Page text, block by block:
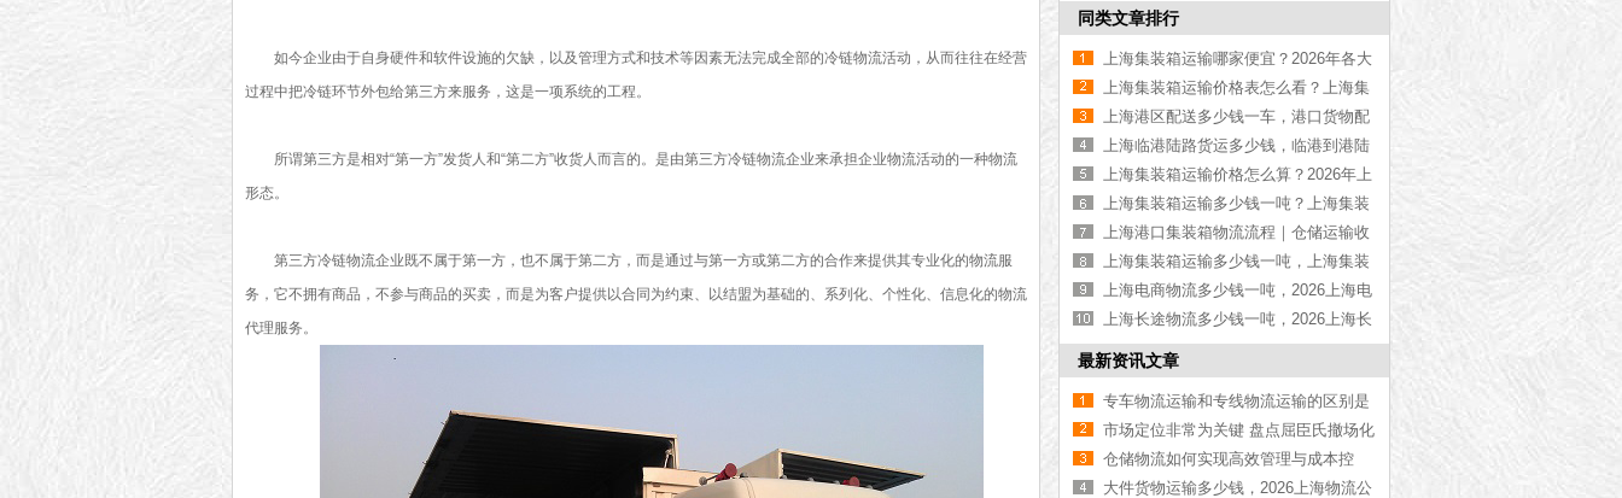
如今企业由于自身硬件和软件设施的欠缺，以及管理方式和技术等因素无法完成全部的冷链物流活动，从而往往在经营
过程中把冷链环节外包给第三方来服务，这是一项系统的工程。
所谓第三方是相对“第一方”发货人和“第二方”收货人而言的。是由第三方冷链物流企业来承担企业物流活动的一种物流
形态。
第三方冷链物流企业既不属于第一方，也不属于第二方，而是通过与第一方或第二方的合作来提供其专业化的物流服
务，它不拥有商品，不参与商品的买卖，而是为客户提供以合同为约束、以结盟为基础的、系列化、个性化、信息化的物流
代理服务。
同类文章排行
上海集装箱运输哪家便宜？2026年各大
物流公司推荐【最新更新】
上海集装箱运输价格表怎么看？上海集
装箱运输价格指南【最新更新】
上海港区配送多少钱一车，港口货物配
送服务收费价格表【含最新报价】
上海临港陆路货运多少钱，临港到港陆
路运输收费标准【含价格表】
上海集装箱运输价格怎么算？2026年上
海集装箱运输价格指南【最新更新】
上海集装箱运输多少钱一吨？上海集装
箱运输价格（含价格表）
上海港口集装箱物流流程｜仓储运输收
费标准2026｜港口物流【行业百科】
上海集装箱运输多少钱一吨，上海集装
箱运输价格（含价格表）
上海电商物流多少钱一吨，2026上海电
商物流价格【含最新价格】
上海长途物流多少钱一吨，2026上海长
途物流价格【含最新价格】
最新资讯文章
专车物流运输和专线物流运输的区别是
什么，看完你就知道了[今日资讯]
市场定位非常为关键 盘点屈臣氏撤场化
妆品品牌失败缘由
仓储物流如何实现高效管理与成本控
制，一文解析【实时推荐】
大件货物运输多少钱，2026上海物流公